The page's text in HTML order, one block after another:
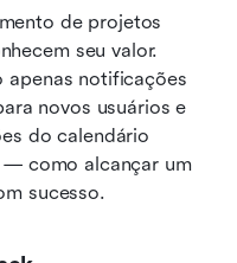
de projetos
seu valor.
apenas notificações
novos usuários e
do calendário
— como alcançar um
sucesso.